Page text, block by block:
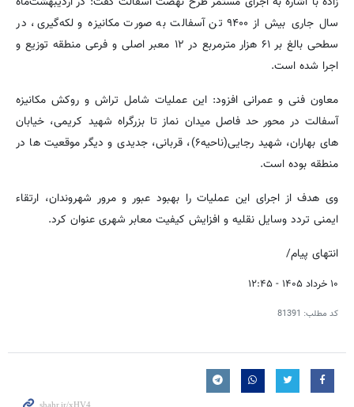
سال جاری بیش از ۹۴۰۰ تن آسفالت به صورت مکانیزه و لکه‌گیری، در
سطحی بالغ بر ۶۱ هزار مترمربع در ۱۲ معبر اصلی و فرعی منطقه توزیع و
اجرا شده است.
معاون فنی و عمرانی افزود: این عملیات شامل تراش و روکش مکانیزه
آسفالت در محور حد فاصل میدان نماز تا بزرگراه شهید کریمی، خیابان
های بهاران، شهید رجایی(ناحیه۶)، قربانی، جدیدی و دیگر موقعیت ها در
منطقه بوده است.
وی هدف از اجرای این عملیات را بهبود عبور و مرور شهروندان، ارتقاء
ایمنی تردد وسایل نقلیه و افزایش کیفیت معابر شهری عنوان کرد.
انتهای پیام/
۱۰ خرداد ۱۴۰۵ - ۱۲:۴۵
کد مطلب: 81391